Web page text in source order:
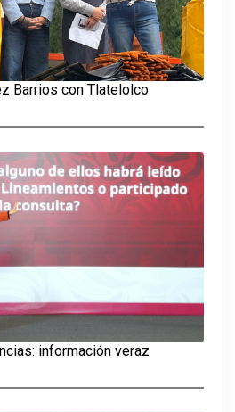
Barrios con Tlatelolco
información veraz